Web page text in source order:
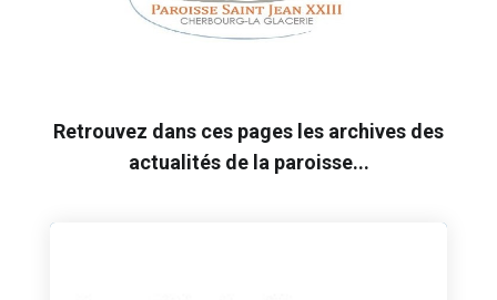
Retrouvez dans ces pages les archives des
actualités de la paroisse...